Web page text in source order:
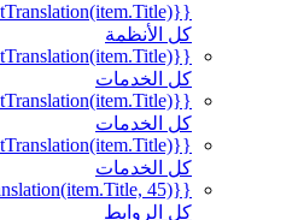
{{mmc.getCurrentTranslation(item.Title)}}
كل الأنظمة
{{mmc.getCurrentTranslation(item.Title)}}
كل الخدمات
{{mmc.getCurrentTranslation(item.Title)}}
كل الخدمات
{{mmc.getCurrentTranslation(item.Title)}}
كل الخدمات
{{mmc.getTrimmedTranslation(item.Title, 45)}}
كل الروابط